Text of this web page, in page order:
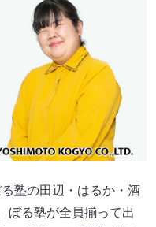
塾の田辺・はるか・酒
ぼる塾が全員揃って出